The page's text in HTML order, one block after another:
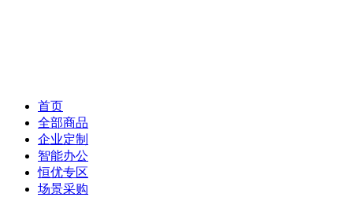
首页
全部商品
企业定制
智能办公
恒优专区
场景采购